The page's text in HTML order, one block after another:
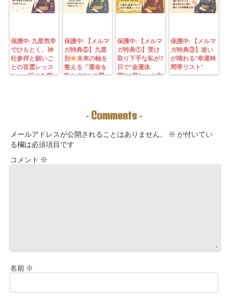
保護中: 九星気学
でひもとく、神
社参拝と願いご
との言霊レッス
ン—— 祈りを整
保護中: 【メルマ
ガ特典⑤】九星
別
未来の軸を
整える「運命を
動かす7つの質
ーチングできま
保護中: 【メルマ
ガ特典①】受け
取り下手な私が7
日で“金運体
質”に変わった方
九星別・金運ブ
ロックを外す開
保護中: 【メルマ
ガ特典③】迷い
が晴れる“幸運時
間帯リスト”
- Comments -
メールアドレスが公開されることはありません。 ※ が付いてい
る欄は必須項目です
コメント ※
名前 ※